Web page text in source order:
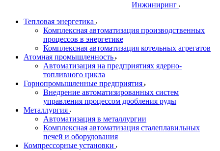
Инжиниринг
Тепловая энергетика
Комплексная автоматизация производственных
процессов в энергетике
Комплексная автоматизация котельных агрегатов
Атомная промышленность
Автоматизация на предприятиях ядерно-
топливного цикла
Горнопромышленные предприятия
Внедрение автоматизированных систем
управления процессом дробления руды
Металлургия
Автоматизация в металлургии
Комплексная автоматизация сталеплавильных
печей и оборудования
Компрессорные установки